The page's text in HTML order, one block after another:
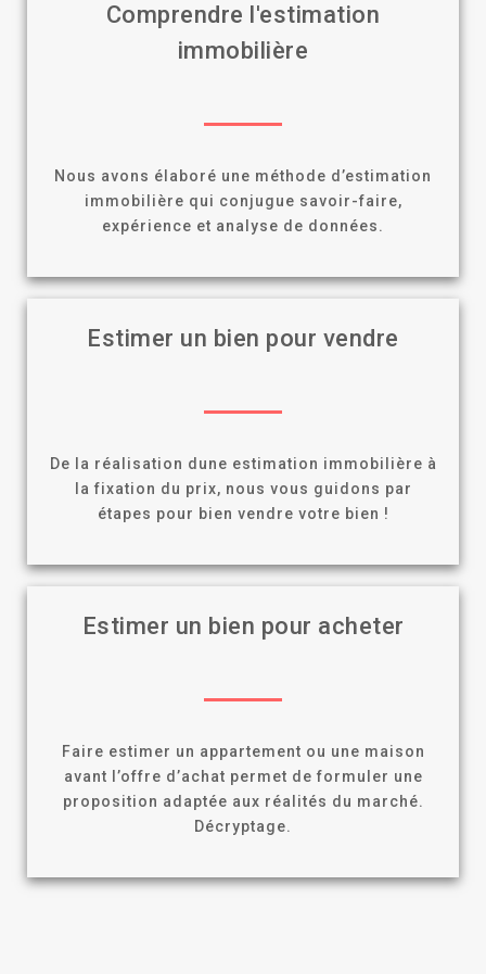
Comprendre l'estimation
immobilière
Nous avons élaboré une méthode d’estimation
immobilière qui conjugue savoir-faire,
expérience et analyse de données.
Estimer un bien pour vendre
De la réalisation dune estimation immobilière à
la fixation du prix, nous vous guidons par
étapes pour bien vendre votre bien !
Estimer un bien pour acheter
Faire estimer un appartement ou une maison
avant l’offre d’achat permet de formuler une
proposition adaptée aux réalités du marché.
Décryptage.